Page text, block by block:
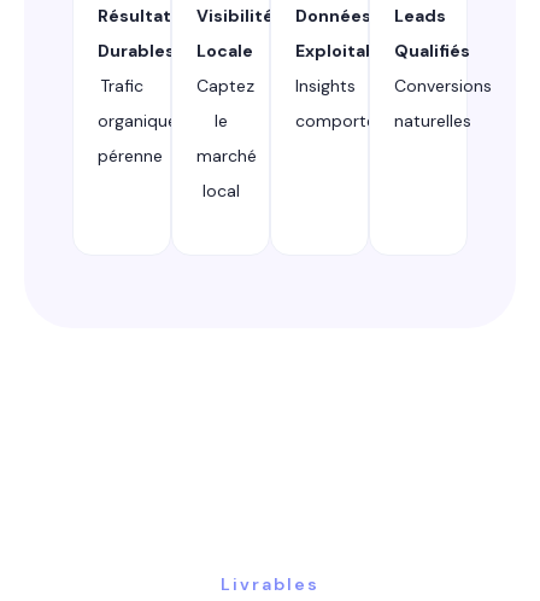
Résultats
Durables
Trafic
organique
pérenne
Visibilité
Locale
Captez
le
marché
local
Données
Exploitables
Insights
comportementaux
Leads
Qualifiés
Conversions
naturelles
Livrables